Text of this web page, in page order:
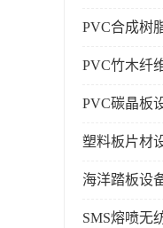
PVC合成树
PVC碳晶板
塑料板片材
海洋踏板设
SMS熔喷无